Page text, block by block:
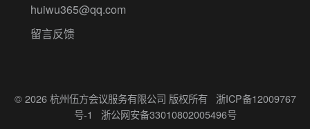
huiwu365@qq.com
留言反馈
© 2026 杭州伍方会议服务有限公司 版权所有 浙ICP备12009767
号-1
浙公网安备33010802005496号